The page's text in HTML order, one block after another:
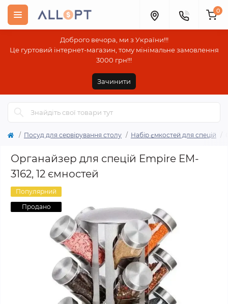
Доброго вечора, ми з України!!!
Це гуртовий інтернет-магазин, тому мінімальне замовлення
3000 грн!!!
Зачинити
0
Посуд для сервірування столу Набір ємкостей для спецій
Органайзер для спецій Empire EM-
3162, 12 ємностей
Популярний
Продано